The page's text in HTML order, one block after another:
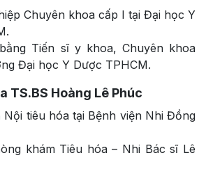
Chuyên khoa cấp I tại Đại học Y
Tiến sĩ y khoa, Chuyên khoa
Đại học Y Dược TPHCM.
TS.BS Hoàng Lê Phúc
Nội tiêu hóa tại Bệnh viện Nhi Đồng
khám Tiêu hóa – Nhi Bác sĩ Lê